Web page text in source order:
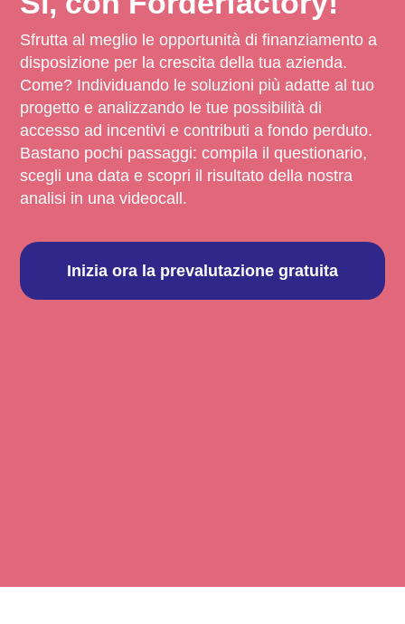
Sfrutta al meglio le opportunità di finanziamento a
disposizione per la crescita della tua azienda.
Come? Individuando le soluzioni più adatte al tuo
progetto e analizzando le tue possibilità di
accesso ad incentivi e contributi a fondo perduto.
Bastano pochi passaggi: compila il questionario,
scegli una data e scopri il risultato della nostra
analisi in una videocall.
Inizia ora la prevalutazione gratuita